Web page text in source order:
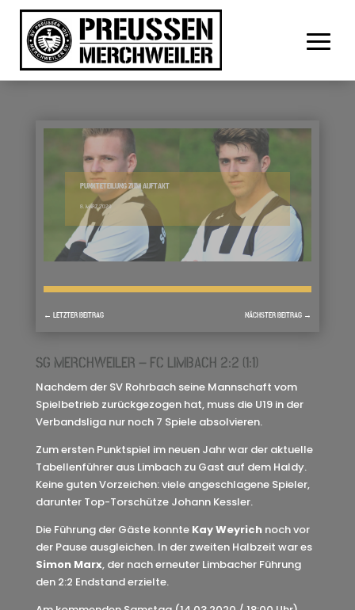
PUNKTETEILUNG ZUM AUFTAKT
8. MÄRZ 2020
← LETZTER BEITRAG NÄCHSTER BEITRAG →
SG MERCHWEILER – FC LIMBACH 2:2 (1:1)
Nachdem der SV Rohrbach seine Mannschaft vom
Spielbetrieb zurückgezogen hat, muss die U19 in der
Verbandsliga nur noch 7 Spiele absolvieren.
Zum ersten Punktspiel im neuen Jahr war der aktuelle
Tabellenführer aus Limbach zu Gast auf dem Haldy.
Keine guten Vorzeichen: viele angeschlagene Spieler,
darunter Top-Torschütze Johann Kessler.
Die Führung der Gäste konnte Kay Weyrichnoch vor
der Pause ausgleichen. In der zweiten Halbzeit war es
Simon Marx, der nach erneuter Limbacher Führung
den 2:2 Endstand erzielte.